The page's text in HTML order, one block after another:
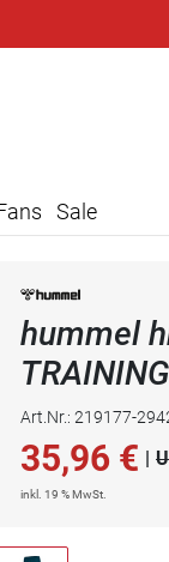
Sale
hummel
Art.Nr.: 219177-
35,96 € |
inkl. 19 % MwSt.